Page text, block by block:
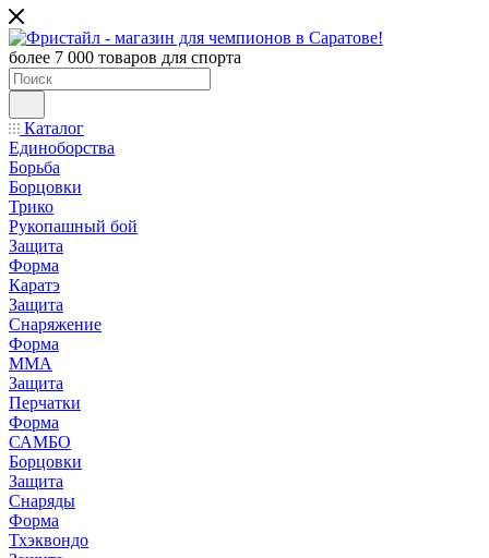
более 7 000 товаров для спорта
Каталог
Единоборства
Борьба
Борцовки
Трико
Рукопашный бой
Защита
Форма
Каратэ
Защита
Снаряжение
Форма
ММА
Защита
Перчатки
Форма
САМБО
Борцовки
Защита
Снаряды
Форма
Тхэквондо